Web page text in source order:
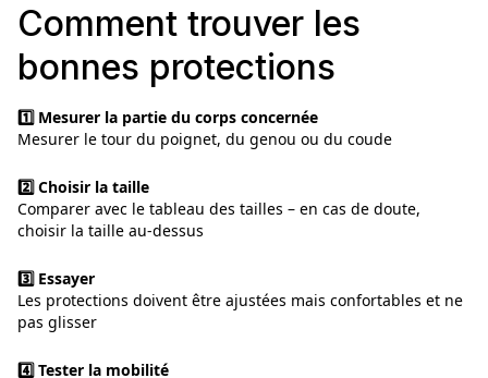
Comment trouver les
bonnes protections
1️⃣ Mesurer la partie du corps concernée
Mesurer le tour du poignet, du genou ou du coude
2️⃣ Choisir la taille
Comparer avec le tableau des tailles – en cas de doute,
choisir la taille au‑dessus
3️⃣ Essayer
Les protections doivent être ajustées mais confortables et ne
pas glisser
4️⃣ Tester la mobilité